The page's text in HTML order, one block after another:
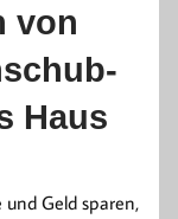
von
Haus
und Geld sparen,